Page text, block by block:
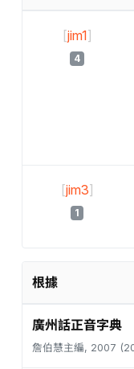
[jim1]
4
[jim3]
1
根據
廣州話正音字典
詹伯慧主編, 2007